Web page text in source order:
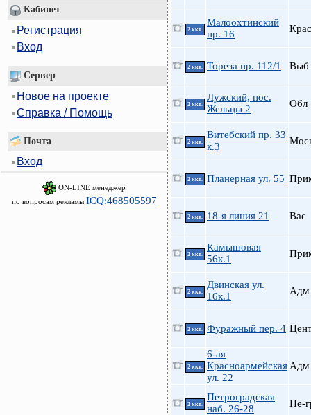
Кабинет
Регистрация
Вход
Сервер
Новое на проекте
Справка / Помощь
Почта
Вход
ON-LINE менеджер
по вопросам рекламы ICQ:468505597
2 ккв.
Малоохтинский
пр. 16
2 ккв. Тореза пр. 112/1 Выб
2 ккв.
Лужский, пос.
Жельцы 2
Обл
2 ккв.
Витебский пр. 33
к.3
2 ккв. Планерная ул. 55
2 ккв. 18-я линия 21 Вас
2 ккв.
Камышовая
56к.1
2 ккв.
Двинская ул.
16к.1
Адм
2 ккв. Фуражный пер. 4
2 ккв.
6-ая
Красноармейская
ул. 22
Адм
2 ккв.
Петроградская
наб. 26-28
Пе-